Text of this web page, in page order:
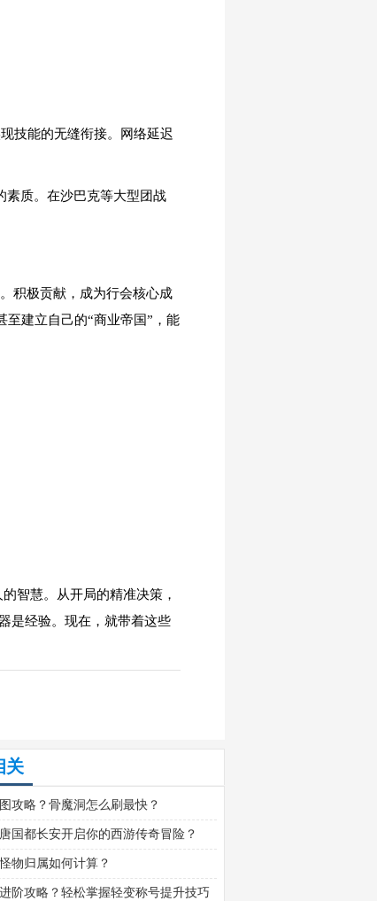
技能的无缝衔接。网络延迟
素质。在沙巴克等大型团战
积极贡献，成为行会核心成
至建立自己的“商业帝国”，能
智慧。从开局的精准决策，
是经验。现在，就带着这些
关
攻略？骨魔洞怎么刷最快？
国都长安开启你的西游传奇冒险？
物归属如何计算？
阶攻略？轻松掌握轻变称号提升技巧